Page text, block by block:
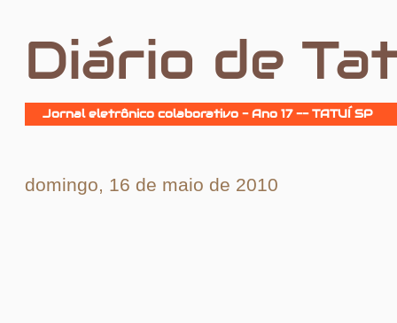
Diário de
Jornal eletrônico colaborativo - Ano 17 -- TATUÍ SP
domingo, 16 de maio de 2010